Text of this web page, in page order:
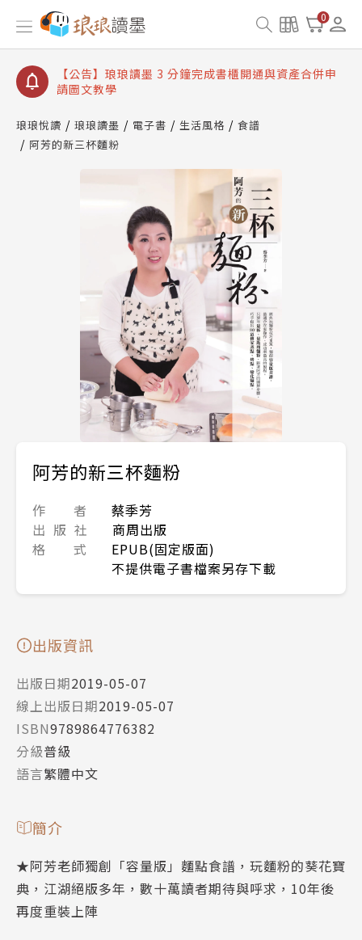
0
【公告】琅琅讀墨數位閱讀資產合併與書櫃開通申請
【公告】琅琅讀墨書櫃開通常見問題
【公告】琅琅讀墨 3 分鐘完成書櫃開通與資產合併申
請圖文教學
查詢
【公告】琅琅讀墨數位閱讀資產合併與書櫃開通申請
琅琅悅讀 琅琅讀墨 電子書 生活風格
食譜
阿芳的新三杯麵粉
阿芳的新三杯麵粉
作 者
蔡季芳
出 版 社
商周出版
格 式
EPUB(固定版面)
不提供電子書檔案另存下載
出版資訊
出版日期2019-05-07
線上出版日期2019-05-07
ISBN9789864776382
分級普級
語言繁體中文
簡介
★阿芳老師獨創「容量版」麵點食譜，玩麵粉的葵花寶
典，江湖絕版多年，數十萬讀者期待與呼求，10年後
再度重裝上陣